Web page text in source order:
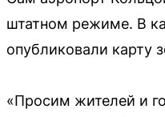
штатном режиме. В
опубликовали карту
«Просим жителей и